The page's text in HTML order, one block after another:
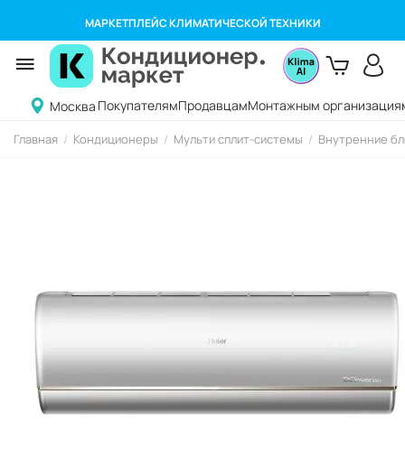
МАРКЕТПЛЕЙС КЛИМАТИЧЕСКОЙ ТЕХНИКИ
Москва ПокупателямПродавцамМонтажным
Главная / Кондиционеры / Мульти сплит-системы / Внутренние